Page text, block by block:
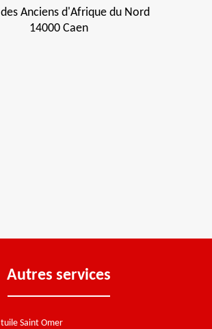
Anciens d'Afrique du Nord
14000 Caen
Autres services
Saint Omer